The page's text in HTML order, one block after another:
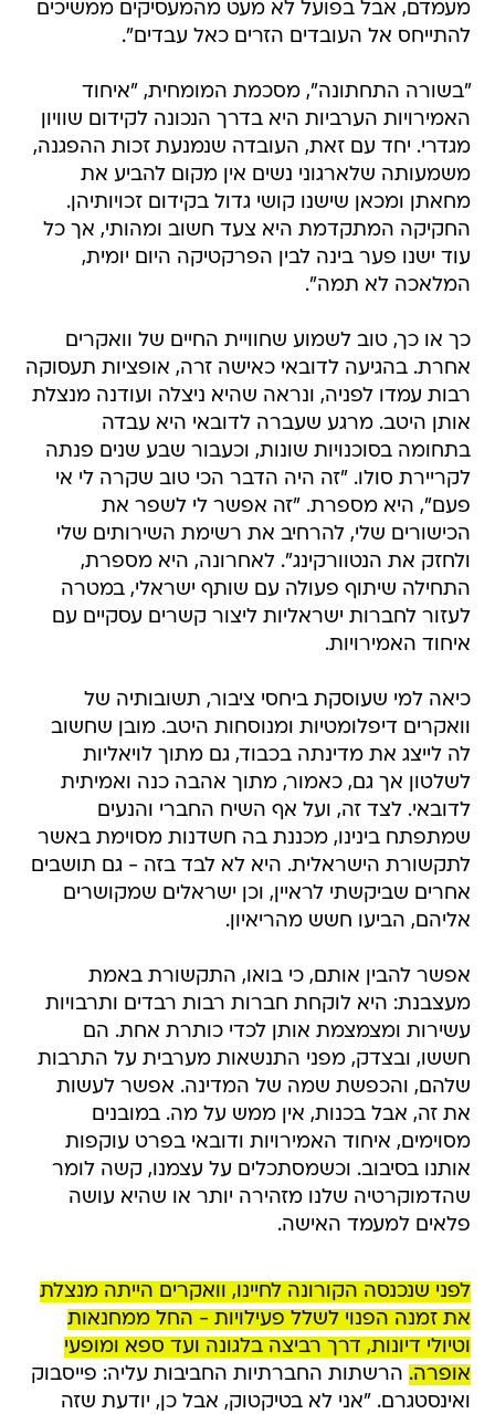
מעמדם, אבל בפועל לא מעט מהמעסיקים ממשיכים
להתייחס אל העובדים הזרים כאל עבדים".
"בשורה התחתונה", מסכמת המומחית, "איחוד
האמירויות הערביות היא בדרך הנכונה לקידום שוויון
מגדרי. יחד עם זאת, העובדה שנמנעת זכות ההפגנה,
משמעותה שלארגוני נשים אין מקום להביע את
מחאתן ומכאן שישנו קושי גדול בקידום זכויותיהן.
החקיקה המתקדמת היא צעד חשוב ומהותי, אך כל
עוד ישנו פער בינה לבין הפרקטיקה היום יומית,
המלאכה לא תמה".
כך או כך, טוב לשמוע שחוויית החיים של וואקרים
אחרת. בהגיעה לדובאי כאישה זרה, אופציות תעסוקה
רבות עמדו לפניה, ונראה שהיא ניצלה ועודנה מנצלת
אותן היטב. מרגע שעברה לדובאי היא עבדה
בתחומה בסוכנויות שונות, וכעבור שבע שנים פנתה
לקריירת סולו. "זה היה הדבר הכי טוב שקרה לי אי
פעם", היא מספרת. "זה אפשר לי לשפר את
הכישורים שלי, להרחיב את רשימת השירותים שלי
ולחזק את הנטוורקינג". לאחרונה, היא מספרת,
התחילה שיתוף פעולה עם שותף ישראלי, במטרה
לעזור לחברות ישראליות ליצור קשרים עסקיים עם
איחוד האמירויות.
כיאה למי שעוסקת ביחסי ציבור, תשובותיה של
וואקרים דיפלומטיות ומנוסחות היטב. מובן שחשוב
לה לייצג את מדינתה בכבוד, גם מתוך לויאליות
לשלטון אך גם, כאמור, מתוך אהבה כנה ואמיתית
לדובאי. לצד זה, ועל אף השיח החברי והנעים
שמתפתח בינינו, מכננת בה חשדנות מסוימת באשר
לתקשורת הישראלית. היא לא לבד בזה - גם תושבים
אחרים שביקשתי לראיין, וכן ישראלים שמקושרים
אליהם, הביעו חשש מהריאיון.
אפשר להבין אותם, כי בואו, התקשורת באמת
מעצבנת: היא לוקחת חברות רבות רבדים ותרבויות
עשירות ומצמצמת אותן לכדי כותרת אחת. הם
חששו, ובצדק, מפני התנשאות מערבית על התרבות
שלהם, והכפשת שמה של המדינה. אפשר לעשות
את זה, אבל בכנות, אין ממש על מה. במובנים
מסוימים, איחוד האמירויות ודובאי בפרט עוקפות
אותנו בסיבוב. וכשמסתכלים על עצמנו, קשה לומר
שהדמוקרטיה שלנו מזהירה יותר או שהיא עושה
פלאים למעמד האישה.
לפני שנכנסה הקורונה לחיינו, וואקרים הייתה מנצלת
את זמנה הפנוי לשלל פעילויות - החל ממחנאות
וטיולי דיונות, דרך רביצה בלגונה ועד ספא ומופעי
אופרה. הרשתות החברתיות החביבות עליה: פייסבוק
ואינסטגרם. "אני לא בטיקטוק, אבל כן, יודעת שזה